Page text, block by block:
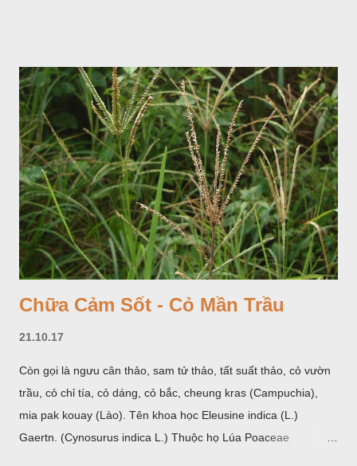
cá. Hoa nở về mùa hạ vào các tháng 5-8. (Hình dưới).
Chữa Cảm Sốt - Cỏ Mần Trầu
21.10.17
Còn gọi là ngưu cân thảo, sam tử thảo, tất suất thảo, cỏ vườn
trầu, cỏ chỉ tía, cỏ dáng, cỏ bắc, cheung kras (Campuchia),
mia pak kouay (Lào). Tên khoa học Eleusine indica (L.)
Gaertn. (Cynosurus indica L.) Thuộc họ Lúa Poaceae